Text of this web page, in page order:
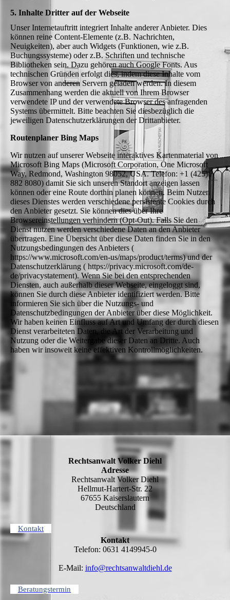
5. Inhalte Dritter auf der Webseite
Unser Internetauftritt integriert Inhalte anderer Anbieter. Dies
können reine Content-Elemente (z.B. Nachrichten,
Neuigkeiten), aber auch Widgets (Funktionen, wie z.B.
Buchungssysteme) oder z.B. Schriften und technische
Bibliotheken sein. Dazu gehören auch Google Fonts. Aus
technischen Gründen erfolgt dies, indem diese Inhalte vom
Browser von anderen Servern geladen werden. In diesem
Zusammenhang werden die aktuell von Ihrem Browser
verwendete IP und der verwendete Browser des anfragenden
Systems übermittelt. Bitte beachten Sie diesbezüglich die
jeweiligen Datenschutzerklärungen der Drittanbieter.
Routenplaner Bing Maps
Wir nutzen auf unserer Webseite interaktives Kartenmaterial von
Microsoft Bing Maps (Microsoft Corporation, One Microsoft
Way, Redmond, Washington 98052, USA. Telefon: +1 (425)
882 8080) damit Sie sich unseren Standort anzeigen lassen
können oder eine Route dorthin planen können. Beim Nutzen
dieses Dienstes werden verschiedene persistente Cookies durch
den Anbieter gesetzt. Sie können dies über Ihre
Browsereinstellungen verhindern (Opt-Out). Falls Sie den
Dienst nutzen werden verschiedene Daten an den Anbieter
übertragen. Eine Übersicht über diese Daten finden Sie in den
Nutzungsbedingungen des Anbieters (
https://www.microsoft.com/en-us/maps/product/terms) und der
Datenschutzerklärung ( https://privacy.microsoft.com/de-
de/privacystatement). Wenn Sie bei den entsprechenden
Diensten, auch außerhalb dieser Webseite, eingeloggt sind,
können Sie durch diese Anbieter identifiziert werden. Bitte
informieren Sie sich über die Nutzungs- und
Datenschutzbedingungen der Anbieter über diese Möglichkeit.
Wir haben keinen Einfluss auf Art und Umfang der durch diesen
Dienst verarbeiteten Daten, die Art der Verarbeitung und
Nutzung oder die Weitergabe dieser Daten an Dritte. Auch
haben wir insoweit keine effektiven Kontrollmöglichkeiten.
Rechtsanwalt Volker Diehl
Adresse
Rechtsanwalt Volker Diehl
Hellmut-Hartert-Str. 22
67655 Kaiserslautern
Deutschland
Kontakt
Kontakt
Telefon: 0631 4149945-0
E-Mail: info@rechtsanwaltdiehl.de
Beratungstermin